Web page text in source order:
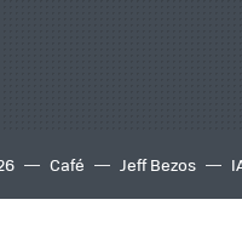
Café Jeff Bezos